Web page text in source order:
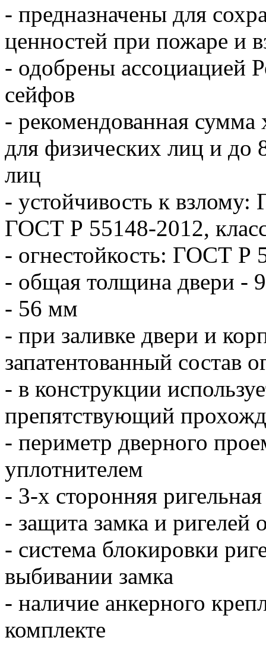
- предназначены для
ценностей при пожаре и
- одобрены ассоциацией
сейфов
- рекомендованная
для физических лиц и до
лиц
- устойчивость к
ГОСТ Р 55148-2012,
- огнестойкость: ГОСТ Р
- общая толщина двери -
- 56 мм
- при заливке двери и
запатентованный состав
- в конструкции
препятствующий
- периметр дверного
уплотнителем
- 3-х сторонняя
- защита замка и ригелей
- система блокировки
выбивании замка
- наличие анкерного
комплекте